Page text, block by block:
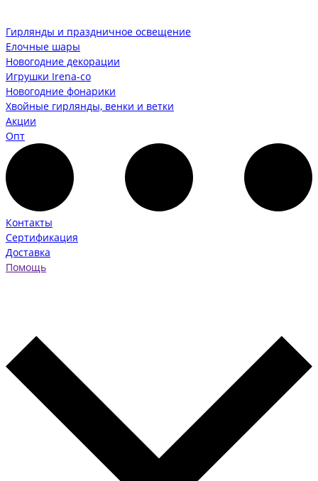
Гирлянды и праздничное освещение
Елочные шары
Новогодние декорации
Игрушки Irena-co
Новогодние фонарики
Хвойные гирлянды, венки и ветки
Акции
Опт
Контакты
Сертификация
Доставка
Помощь